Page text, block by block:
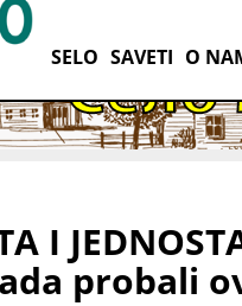
SELO SAVETI O
I
probali